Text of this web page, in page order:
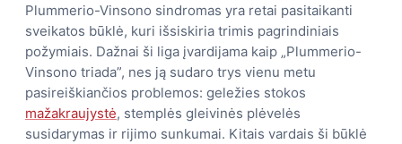
Plummerio-Vinsono sindromas yra retai pasitaikanti
sveikatos būklė, kuri išsiskiria trimis pagrindiniais
požymiais. Dažnai ši liga įvardijama kaip „Plummerio-
Vinsono triada”, nes ją sudaro trys vienu metu
pasireiškiančios problemos: geležies stokos
mažakraujystė, stemplės gleivinės plėvelės
susidarymas ir rijimo sunkumai. Kitais vardais ši būklė